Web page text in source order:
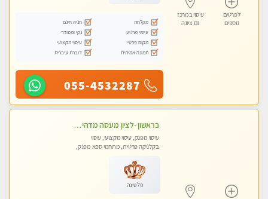
לפרטים
נוספים
עיסוי במרכז
נס ציונה
מקלחת
חניה חינם
עיסוי מרגיע
נקי ומסודר
מקום פרטי
עיסוי מקצועי
תמונה אמיתית
דוברת עיברית
055-4532287
בראשון -לציון מעסה מדהימה ביותר בתל אביב ומומלץ לחלוטין! פרטי! ​​​​​​ Highly recommended
עיסוי מפנק, עיסוי מקצועי, עיסוי
בקלניקה פרטית, מתחמי ספא מפנק,
פלטינה